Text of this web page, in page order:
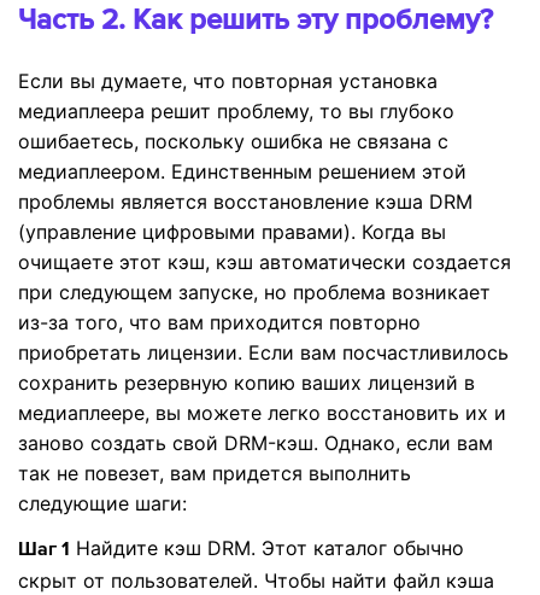
Часть 2. Как решить эту проблему?
Если вы думаете, что повторная установка
медиаплеера решит проблему, то вы глубоко
ошибаетесь, поскольку ошибка не связана с
медиаплеером. Единственным решением этой
проблемы является восстановление кэша DRM
(управление цифровыми правами). Когда вы
очищаете этот кэш, кэш автоматически создается
при следующем запуске, но проблема возникает
из-за того, что вам приходится повторно
приобретать лицензии. Если вам посчастливилось
сохранить резервную копию ваших лицензий в
медиаплеере, вы можете легко восстановить их и
заново создать свой DRM-кэш. Однако, если вам
так не повезет, вам придется выполнить
следующие шаги:
Шаг 1 Найдите кэш DRM. Этот каталог обычно
скрыт от пользователей. Чтобы найти файл кэша